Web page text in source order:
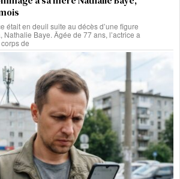
était en deuil suite au décès d’une figure
Baye. Âgée de 77 ans, l’actrice a
de